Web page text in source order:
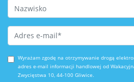
Last Name
Email Address*
Wyrażam zgodę na otrzymywanie drogą
adres e-mail informacji handlowej od
Zwycięstwa 10, 44-100 Gliwice.